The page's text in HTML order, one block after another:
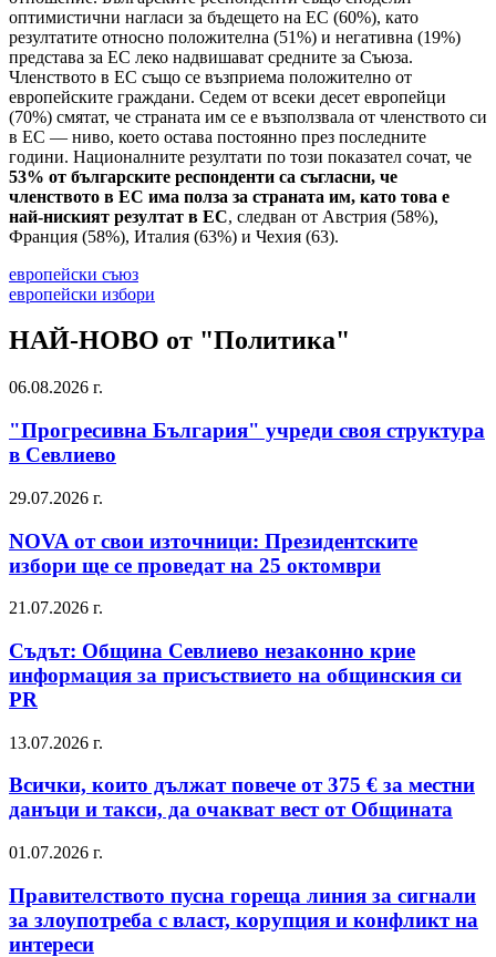
оптимистични нагласи за бъдещето на ЕС (60%), като
резултатите относно положителна (51%) и негативна (19%)
представа за ЕС леко надвишават средните за Съюза.
Членството в ЕС също се възприема положително от
европейските граждани. Седем от всеки десет европейци
(70%) смятат, че страната им се е възползвала от членството си
в ЕС — ниво, което остава постоянно през последните
години. Националните резултати по този показател сочат, че
53% от българските респонденти са съгласни, че
членството в ЕС има полза за страната им, като това е
най-ниският резултат в ЕС, следван от Австрия (58%),
Франция (58%), Италия (63%) и Чехия (63).
европейски съюз
европейски избори
НАЙ-НОВО от "Политика"
06.08.2026 г.
"Прогресивна България" учреди своя структура
в Севлиево
29.07.2026 г.
NOVA от свои източници: Президентските
избори ще се проведат на 25 октомври
21.07.2026 г.
Съдът: Община Севлиево незаконно крие
информация за присъствието на общинския си
PR
13.07.2026 г.
Всички, които дължат повече от 375 € за местни
данъци и такси, да очакват вест от Общината
01.07.2026 г.
Правителството пусна гореща линия за сигнали
за злоупотреба с власт, корупция и конфликт на
интереси